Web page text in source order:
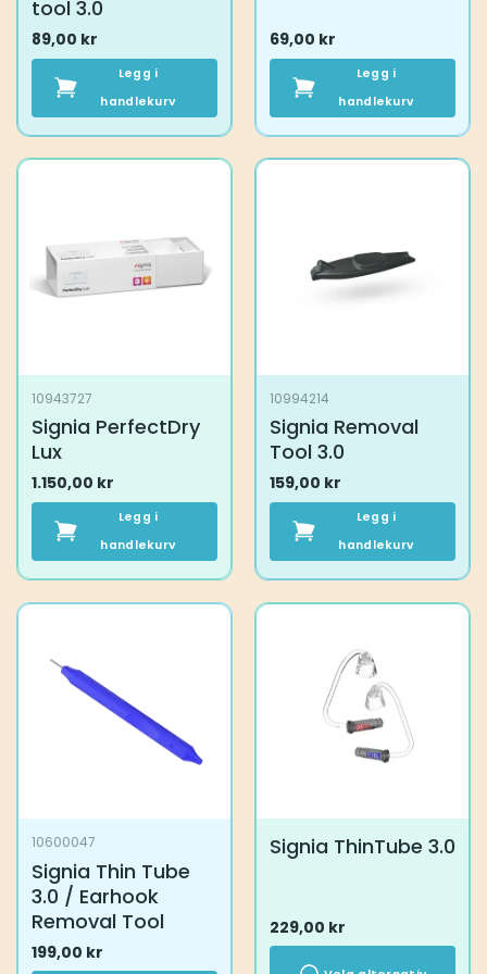
tool 3.0
89,00 kr
Legg i
handlekurv
69,00 kr
Legg i
handlekurv
10943727
Signia PerfectDry
Lux
1.150,00 kr
Legg i
handlekurv
10994214
Signia Removal
Tool 3.0
159,00 kr
Legg i
handlekurv
10600047
Signia Thin Tube
3.0 / Earhook
Removal Tool
199,00 kr
Signia ThinTube 3.0
229,00 kr